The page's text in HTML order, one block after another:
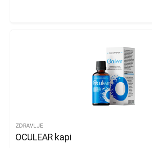
ZDRAVLJE
OCULEAR kapi